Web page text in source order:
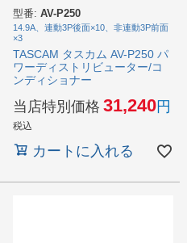
型番: AV-P250
14.9A、連動3P後面×10、非連動3P前面
×3
TASCAM タスカム AV-P250 パ
ワーディストリビューター/コ
ンディショナー
当店特別価格 31,240
税込
カートに入れる